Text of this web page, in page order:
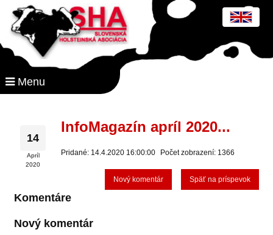
Menu
14
Apríl
2020
InfoMagazín apríl 2020...
Pridané: 14.4.2020 16:00:00 Počet zobrazení: 1366
Späť na príspevok
Nový komentár
Komentáre
Nový komentár